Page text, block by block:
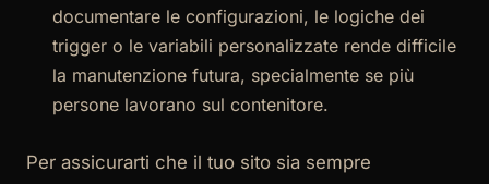
documentare le configurazioni, le logiche dei
trigger o le variabili personalizzate rende difficile
la manutenzione futura, specialmente se più
persone lavorano sul contenitore.
Per assicurarti che il tuo sito sia sempre